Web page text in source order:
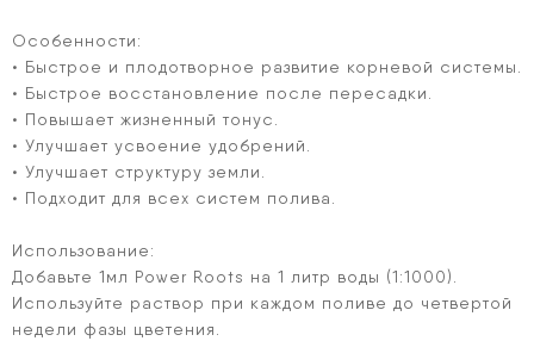
Особенности:
• Быстрое и плодотворное развитие корневой системы.
• Быстрое восстановление после пересадки.
• Повышает жизненный тонус.
• Улучшает усвоение удобрений.
• Улучшает структуру земли.
• Подходит для всех систем полива.
Использование:
Добавьте 1мл Power Roots на 1 литр воды (1:1000).
Используйте раствор при каждом поливе до четвертой
недели фазы цветения.